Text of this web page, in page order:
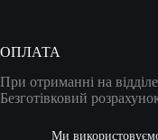
Ми
ОПЛАТА
При отриманні на
Безготівковий